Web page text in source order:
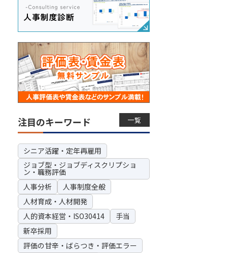
一覧
注目のキーワード
シニア活躍・定年再雇用
ジョブ型・ジョブディスクリプショ
ン・職務評価
人事分析
人事制度全般
人材育成・人材開発
人的資本経営・ISO30414
手当
新卒採用
評価の甘辛・ばらつき・評価エラー